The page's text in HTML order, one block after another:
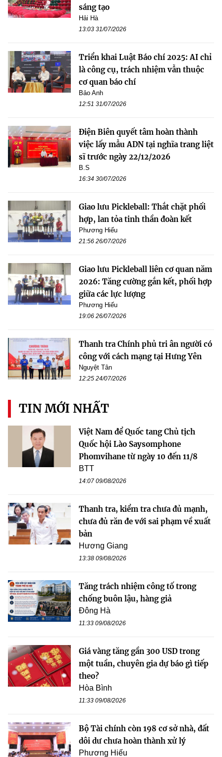
sáng tạo
Hải Hà
13:03 31/07/2026
Triển khai Luật Báo chí 2025: AI chỉ
là công cụ, trách nhiệm vẫn thuộc
cơ quan báo chí
Bảo Anh
12:51 31/07/2026
Điện Biên quyết tâm hoàn thành
việc lấy mẫu ADN tại nghĩa trang liệt
sĩ trước ngày 22/12/2026
B.S
16:34 30/07/2026
Giao lưu Pickleball: Thắt chặt phối
hợp, lan tỏa tinh thần đoàn kết
Phương Hiếu
21:56 26/07/2026
Giao lưu Pickleball liên cơ quan năm
2026: Tăng cường gắn kết, phối hợp
giữa các lực lượng
Phương Hiếu
19:06 26/07/2026
Thanh tra Chính phủ tri ân người có
công với cách mạng tại Hưng Yên
Nguyệt Tân
12:25 24/07/2026
TIN MỚI NHẤT
Việt Nam để Quốc tang Chủ tịch
Quốc hội Lào Saysomphone
Phomvihane từ ngày 10 đến 11/8
BTT
14:07 09/08/2026
Thanh tra, kiểm tra chưa đủ mạnh,
chưa đủ răn đe với sai phạm về xuất
bản
Hương Giang
13:38 09/08/2026
Tăng trách nhiệm công tố trong
chống buôn lậu, hàng giả
Đông Hà
11:33 09/08/2026
Giá vàng tăng gần 300 USD trong
một tuần, chuyên gia dự báo gì tiếp
theo?
Hòa Bình
11:33 09/08/2026
Bộ Tài chính còn 198 cơ sở nhà, đất
dôi dư chưa hoàn thành xử lý
Phương Hiếu